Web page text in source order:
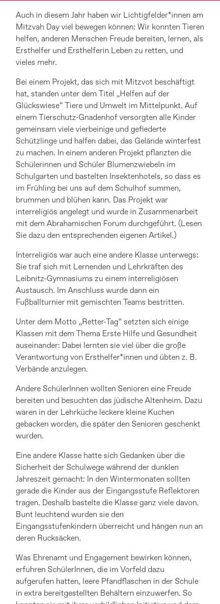
Auch in diesem Jahr haben wir Lichtigfelder*innen am
Mitzvah Day viel bewegen können: Wir konnten Tieren
helfen, anderen Menschen Freude bereiten, lernen, als
Ersthelfer und Ersthelferin Leben zu retten, und
vieles mehr.
Bei einem Projekt, das sich mit Mitzvot beschäftigt
hat, standen unter dem Titel „Helfen auf der
Glückswiese“ Tiere und Umwelt im Mittelpunkt. Auf
einem Tierschutz-Gnadenhof versorgten alle Kinder
gemeinsam viele vierbeinige und gefiederte
Schützlinge und halfen dabei, das Gelände winterfest
zu machen. In einem anderen Projekt pflanzten die
Schülerinnen und Schüler Blumenzwiebeln im
Schulgarten und bastelten Insektenhotels, so dass es
im Frühling bei uns auf dem Schulhof summen,
brummen und blühen kann. Das Projekt war
interreligiös angelegt und wurde in Zusammenarbeit
mit dem Abrahamischen Forum durchgeführt. (Lesen
Sie dazu den entsprechenden eigenen Artikel.)
Interreligiös war auch eine andere Klasse unterwegs:
Sie traf sich mit Lernenden und Lehrkräften des
Leibnitz-Gymnasiums zu einem interreligiösen
Austausch. Im Anschluss wurde dann ein
Fußballturnier mit gemischten Teams bestritten.
Unter dem Motto „Retter-Tag“ setzten sich einige
Klassen mit dem Thema Erste Hilfe und Gesundheit
auseinander: Dabei lernten sie viel über die große
Verantwortung von Ersthelfer*innen und übten z. B.
Verbände anzulegen.
Andere SchülerInnen wollten Senioren eine Freude
bereiten und besuchten das jüdische Altenheim. Dazu
waren in der Lehrküche leckere kleine Kuchen
gebacken worden, die später den Senioren geschenkt
wurden.
Eine andere Klasse hatte sich Gedanken über die
Sicherheit der Schulwege während der dunklen
Jahreszeit gemacht: In den Wintermonaten sollten
gerade die Kinder aus der Eingangsstufe Reflektoren
tragen. Deshalb bastelte die Klasse ganz viele davon.
Bunt leuchtend wurden sie den
Eingangsstufenkindern überreicht und hängen nun an
deren Rucksäcken.
Was Ehrenamt und Engagement bewirken können,
erfuhren SchülerInnen, die im Vorfeld dazu
aufgerufen hatten, leere Pfandflaschen in der Schule
in extra bereitgestellten Behältern einzuwerfen. So